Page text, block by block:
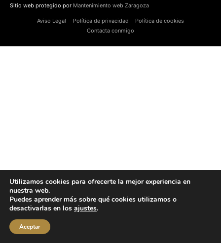
Sitio web protegido por Mantenimiento web Zaragoza
Aviso Legal Política de privacidad
Política de cookies
Contacta conmigo
Utilizamos cookies para ofrecerte la mejor experiencia en
nuestra web.
Puedes aprender más sobre qué cookies utilizamos o
desactivarlas en los ajustes.
Aceptar